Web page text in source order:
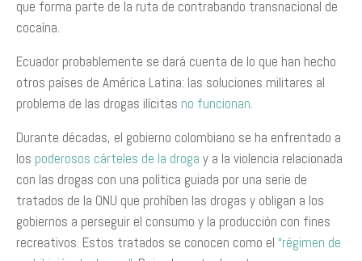
que forma parte de la ruta de contrabando transnacional de
cocaína.
Ecuador probablemente se dará cuenta de lo que han hecho
otros países de América Latina: las soluciones militares al
problema de las drogas ilícitas no funcionan.
Durante décadas, el gobierno colombiano se ha enfrentado a
los poderosos cárteles de la droga y a la violencia relacionada
con las drogas con una política guiada por una serie de
tratados de la ONU que prohíben las drogas y obligan a los
gobiernos a perseguir el consumo y la producción con fines
recreativos. Estos tratados se conocen como el “régimen de